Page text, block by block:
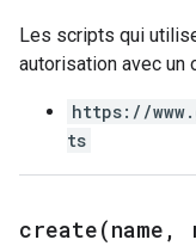
Les scripts qui
autorisation avec un
https://
ts
create(name ,